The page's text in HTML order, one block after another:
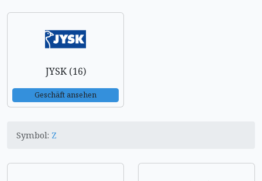
JYSK (16)
Geschäft ansehen
Symbol: Z